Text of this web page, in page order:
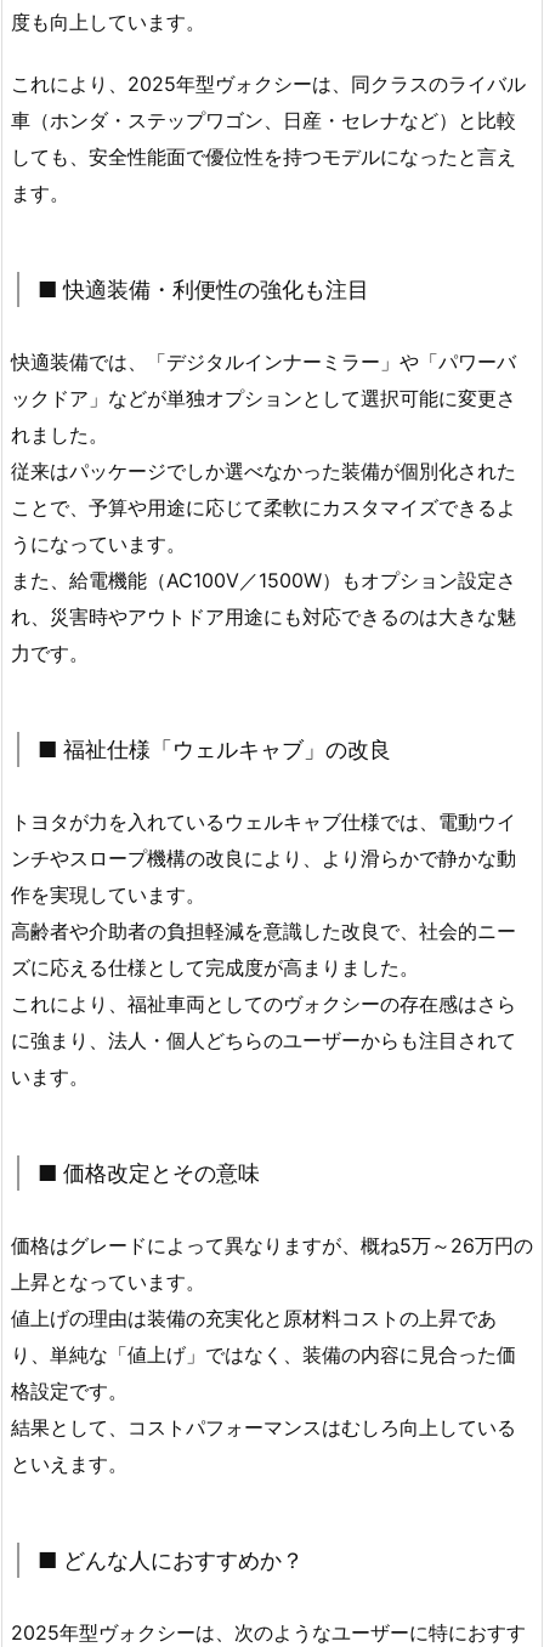
度も向上しています。
これにより、2025年型ヴォクシーは、同クラスのライバル
車（ホンダ・ステップワゴン、日産・セレナなど）と比較
しても、安全性能面で優位性を持つモデルになったと言え
ます。
■ 快適装備・利便性の強化も注目
快適装備では、「デジタルインナーミラー」や「パワーバ
ックドア」などが単独オプションとして選択可能に変更さ
れました。
従来はパッケージでしか選べなかった装備が個別化された
ことで、予算や用途に応じて柔軟にカスタマイズできるよ
うになっています。
また、給電機能（AC100V／1500W）もオプション設定さ
れ、災害時やアウトドア用途にも対応できるのは大きな魅
力です。
■ 福祉仕様「ウェルキャブ」の改良
トヨタが力を入れているウェルキャブ仕様では、電動ウイ
ンチやスロープ機構の改良により、より滑らかで静かな動
作を実現しています。
高齢者や介助者の負担軽減を意識した改良で、社会的ニー
ズに応える仕様として完成度が高まりました。
これにより、福祉車両としてのヴォクシーの存在感はさら
に強まり、法人・個人どちらのユーザーからも注目されて
います。
■ 価格改定とその意味
価格はグレードによって異なりますが、概ね5万～26万円の
上昇となっています。
値上げの理由は装備の充実化と原材料コストの上昇であ
り、単純な「値上げ」ではなく、装備の内容に見合った価
格設定です。
結果として、コストパフォーマンスはむしろ向上している
といえます。
■ どんな人におすすめか？
2025年型ヴォクシーは、次のようなユーザーに特におすす